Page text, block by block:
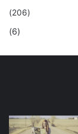
(206)
(6)